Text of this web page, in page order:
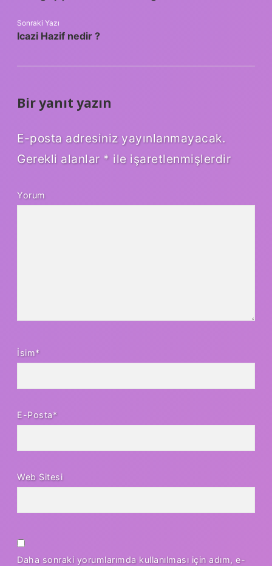
Sonraki Yazı
Icazi Hazif nedir ?
Bir yanıt yazın
E-posta adresiniz yayınlanmayacak.
Gerekli alanlar * ile işaretlenmişlerdir
Yorum
İsim*
E-Posta*
Web Sitesi
Daha sonraki yorumlarımda kullanılması için adım, e-